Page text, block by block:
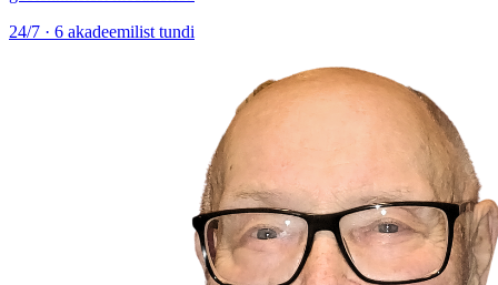
24/7 · 6 akadeemilist tundi